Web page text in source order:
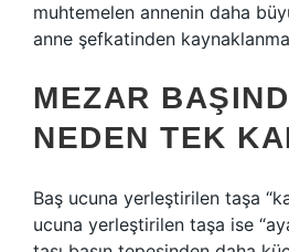
muhtemelen annenin daha
anne şefkatinden
MEZAR
NEDEN TEK
Baş ucuna yerleştirilen taşa
ucuna yerleştirilen taşa ise